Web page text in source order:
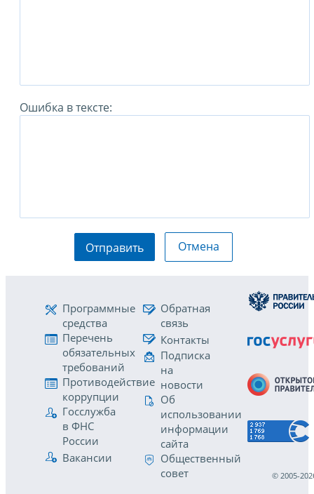
Ошибка в тексте:
Отправить Отмена
Программные
средства
Перечень
обязательных
требований
Противодействие
коррупции
Госслужба
в ФНС
России
Вакансии
Обратная
связь
Контакты
Подписка
на
новости
Об
использовании
информации
сайта
Общественный
совет
© 2005-